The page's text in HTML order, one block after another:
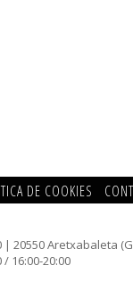
DE COOKIES
| 20550 Aretxabaleta
16:00-20:00